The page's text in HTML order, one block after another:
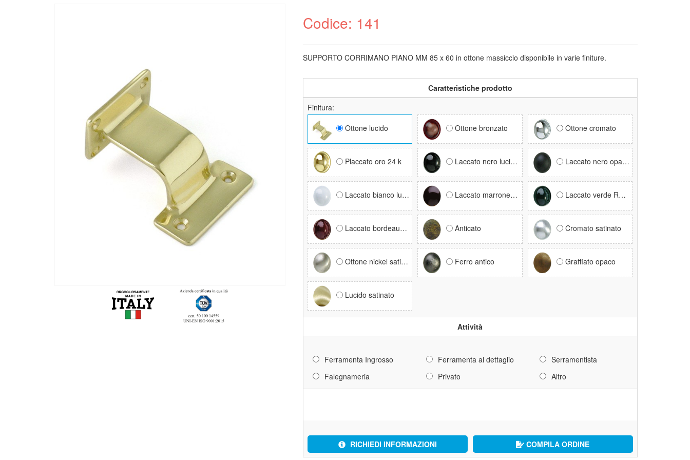
Codice: 141
SUPPORTO CORRIMANO PIANO MM 85 x 60 in ottone massiccio disponibile in varie finiture.
Caratteristiche prodotto
Finitura:
Ottone lucido Ottone bronzato Ottone cromato
Placcato oro 24 k Laccato nero lucido RAL 9005 Laccato nero opaco RAL 9005
Laccato bianco lucido RAL 9016 Laccato marrone RAL 8017 Laccato verde RAL 6005
Laccato bordeaux RAL 3005 Anticato Cromato satinato
Ottone nickel satinato Ferro antico Graffiato opaco
Lucido satinato
Attività
Ferramenta Ingrosso Ferramenta al dettaglio
Serramentista
Falegnameria
Privato Altro
RICHIEDI INFORMAZIONI COMPILA ORDINE